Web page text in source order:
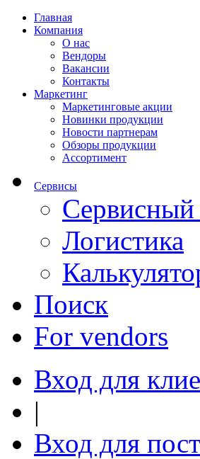
Главная
Компания
О нас
Вендоры
Вакансии
Контакты
Маркетинг
Маркетинговые акции
Новинки продукции
Новости партнерам
Обзоры продукции
Ассортимент
Сервисы
Сервисный
Логистика
Поиск
For vendors
Вход для
|
Вход для